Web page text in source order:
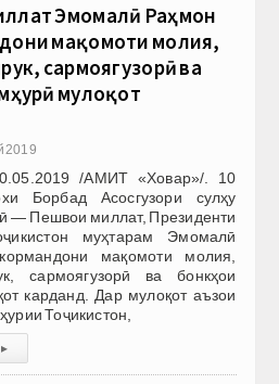
Эмомалӣ Раҳмон
мақомоти молия,
сармоягузорӣ ва
мулоқот
2019
/АМИТ «Ховар»/. 10
Борбад Асосгузори сулҳу
— Пешвои миллат, Президенти
муҳтарам Эмомалӣ
мақомоти молия,
сармоягузорӣ ва бонкҳои
карданд. Дар мулоқот аъзои
Тоҷикистон,
▸